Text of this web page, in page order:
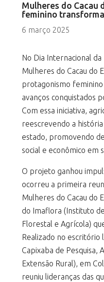
Mulheres do Cacau
feminino
6 março 2025
No Dia Internacional
Mulheres do Cacau do
protagonismo
avanços conquistados
Com essa iniciativa,
reescrevendo a história
estado, promovendo
social e econômico em
O projeto ganhou
ocorreu a primeira
Mulheres do Cacau do
do Imaflora (Instituto
Florestal e Agrícola)
Realizado no escritório
Capixaba de Pesquisa,
Extensão Rural), em
reuniu lideranças das